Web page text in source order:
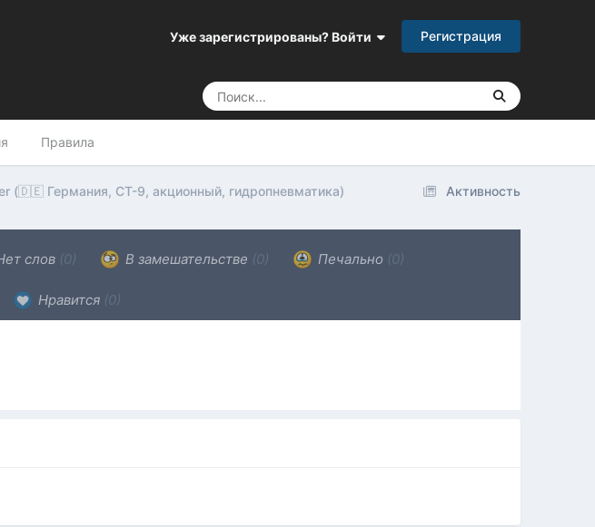
Уже зарегистрированы? Войти Регистрация
Правила
Активность
(🇩🇪 Германия, СТ-9, акционный, гидропневматика)
слов (0) В замешательстве (0) Печально (0)
Нравится (0)